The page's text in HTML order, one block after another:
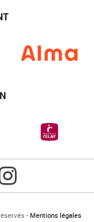
- Mentions légales